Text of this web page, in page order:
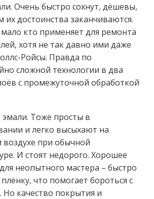
Очень быстро сохнут, дёшевы,
их достоинства заканчиваются.
мало кто применяет для ремонта
хотя не так давно ими даже
Ройсы. Правда по
сложной технологии в два
с промежуточной обработкой
Тоже просты в
и легко высыхают на
при обычной
И стоят недорого. Хорошее
неопытного мастера – быстро
что помогает бороться с
Но качество покрытия и